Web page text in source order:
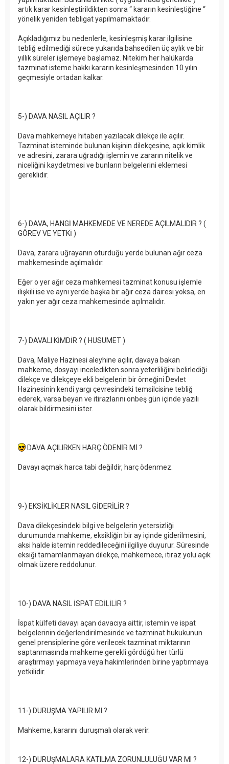
artık karar kesinleştirildikten sonra “ kararın kesinleştiğine “
yönelik yeniden tebligat yapılmamaktadır.
Açıkladığımız bu nedenlerle, kesinleşmiş karar ilgilisine
tebliğ edilmediği sürece yukarıda bahsedilen üç aylık ve bir
yıllık süreler işlemeye başlamaz. Nitekim her halükarda
tazminat isteme hakkı kararın kesinleşmesinden 10 yılın
geçmesiyle ortadan kalkar.
5-) DAVA NASIL AÇILIR ?
Dava mahkemeye hitaben yazılacak dilekçe ile açılır.
Tazminat isteminde bulunan kişinin dilekçesine, açık kimlik
ve adresini, zarara uğradığı işlemin ve zararın nitelik ve
niceliğini kaydetmesi ve bunların belgelerini eklemesi
gereklidir.
6-) DAVA, HANGİ MAHKEMEDE VE NEREDE AÇILMALIDIR ? (
GÖREV VE YETKİ )
Dava, zarara uğrayanın oturduğu yerde bulunan ağır ceza
mahkemesinde açılmalıdır.
Eğer o yer ağır ceza mahkemesi tazminat konusu işlemle
ilişkili ise ve aynı yerde başka bir ağır ceza dairesi yoksa, en
yakın yer ağır ceza mahkemesinde açılmalıdır.
7-) DAVALI KİMDİR ? ( HUSUMET )
Dava, Maliye Hazinesi aleyhine açılır, davaya bakan
mahkeme, dosyayı inceledikten sonra yeterliliğini belirlediği
dilekçe ve dilekçeye ekli belgelerin bir örneğini Devlet
Hazinesinin kendi yargı çevresindeki temsilcisine tebliğ
ederek, varsa beyan ve itirazlarını onbeş gün içinde yazılı
olarak bildirmesini ister.
DAVA AÇILIRKEN HARÇ ÖDENİR Mİ ?
Davayı açmak harca tabi değildir, harç ödenmez.
9-) EKSİKLİKLER NASIL GİDERİLİR ?
Dava dilekçesindeki bilgi ve belgelerin yetersizliği
durumunda mahkeme, eksikliğin bir ay içinde giderilmesini,
aksi halde istemin reddedileceğini ilgiliye duyurur. Süresinde
eksiği tamamlanmayan dilekçe, mahkemece, itiraz yolu açık
olmak üzere reddolunur.
10-) DAVA NASIL İSPAT EDİLİLİR ?
İspat külfeti davayı açan davacıya aittir, istemin ve ispat
belgelerinin değerlendirilmesinde ve tazminat hukukunun
genel prensiplerine göre verilecek tazminat miktarının
saptanmasında mahkeme gerekli gördüğü her türlü
araştırmayı yapmaya veya hakimlerinden birine yaptırmaya
yetkilidir.
11-) DURUŞMA YAPILIR MI ?
Mahkeme, kararını duruşmalı olarak verir.
12-) DURUŞMALARA KATILMA ZORUNLULUĞU VAR MI ?